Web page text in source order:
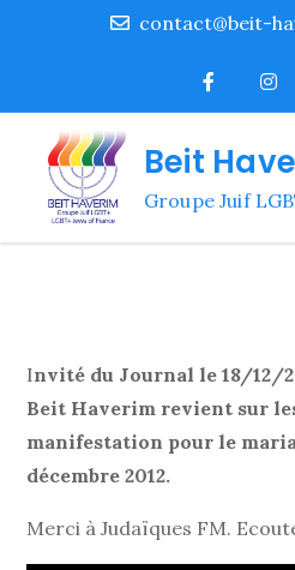
contact@beit-
Beit
Groupe Juif
Invité du Journal le 18/12/
Beit Haverim revient sur
manifestation pour le
décembre 2012.
Merci à Judaïques FM.